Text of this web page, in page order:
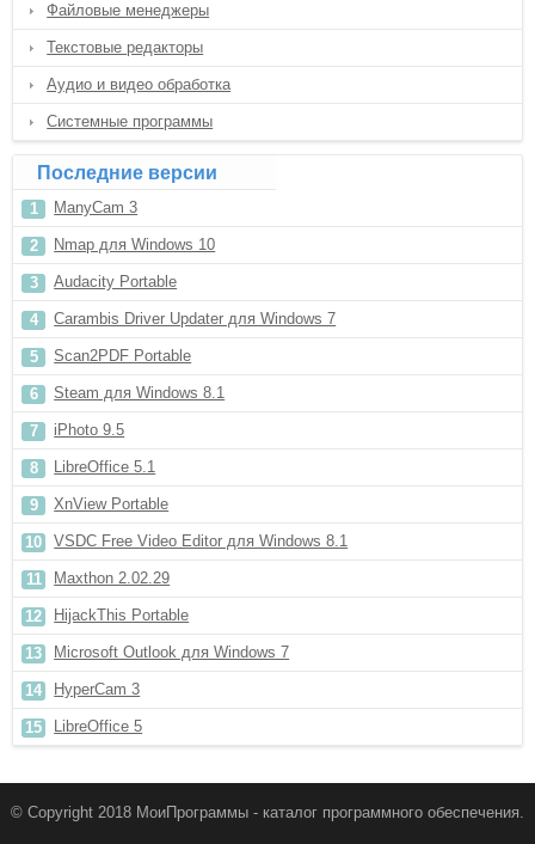
Файловые менеджеры
Текстовые редакторы
Аудио и видео обработка
Системные программы
Последние версии
ManyCam 3
Nmap для Windows 10
Audacity Portable
Carambis Driver Updater для Windows 7
Scan2PDF Portable
Steam для Windows 8.1
iPhoto 9.5
LibreOffice 5.1
XnView Portable
VSDC Free Video Editor для Windows 8.1
Maxthon 2.02.29
HijackThis Portable
Microsoft Outlook для Windows 7
HyperCam 3
LibreOffice 5
© Copyright 2018 МоиПрограммы - каталог программного обеспечения.